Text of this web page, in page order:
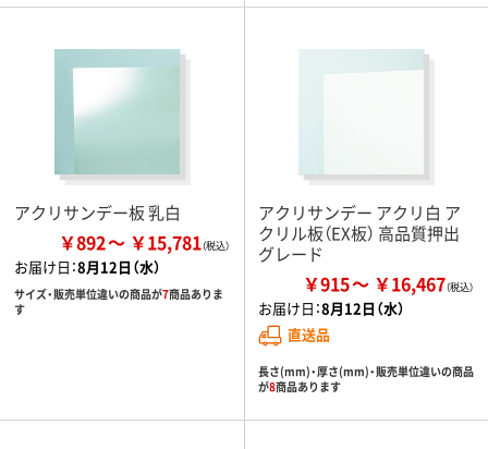
アクリサンデー板 乳白
￥892 ￥15,781
お届け日：8月12日（水）
サイズ・販売単位違いの商品が7商品ありま
す
アクリサンデー アクリ白 ア
クリル板（EX板） 高品質押出
グレード
￥915 ￥16,467
お届け日：8月12日（水）
直送品
長さ(mm)・厚さ(mm)・販売単位違いの商品
が8商品あります